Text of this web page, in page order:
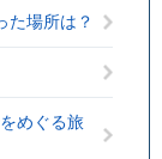
た場所は？
めぐる旅